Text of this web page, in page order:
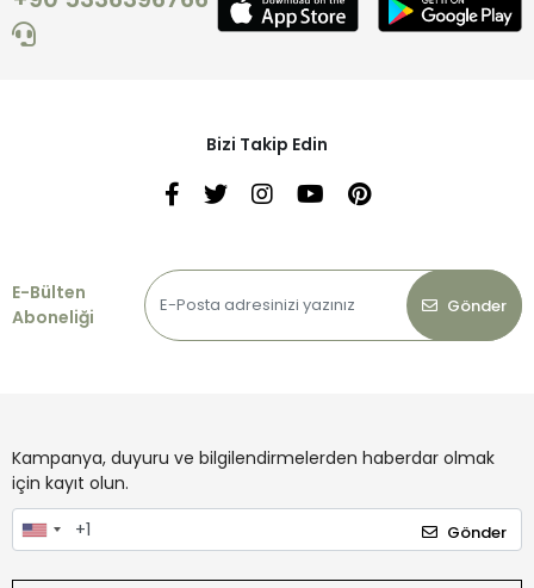
Bizi Takip Edin
E-Bülten
Aboneliği
Gönder
Kampanya, duyuru ve bilgilendirmelerden haberdar olmak
için kayıt olun.
Gönder